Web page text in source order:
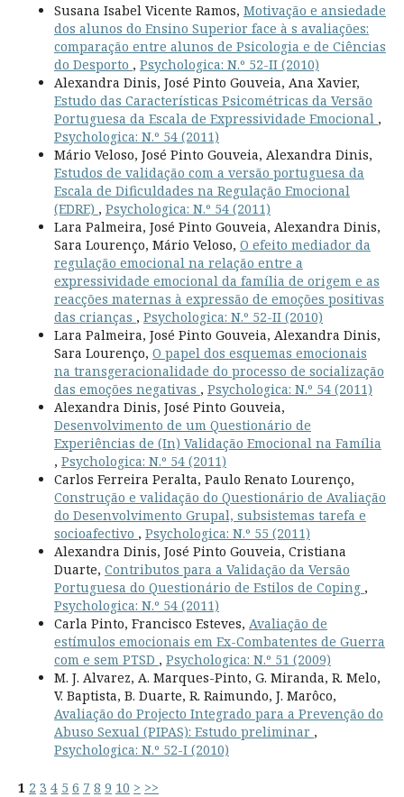
Susana Isabel Vicente Ramos, Motivação e ansiedade
dos alunos do Ensino Superior face à s avaliações:
comparação entre alunos de Psicologia e de Ciências
do Desporto , Psychologica: N.º 52-II (2010)
Alexandra Dinis, José Pinto Gouveia, Ana Xavier,
Estudo das Características Psicométricas da Versão
Portuguesa da Escala de Expressividade Emocional ,
Psychologica: N.º 54 (2011)
Mário Veloso, José Pinto Gouveia, Alexandra Dinis,
Estudos de validação com a versão portuguesa da
Escala de Dificuldades na Regulação Emocional
(EDRE) , Psychologica: N.º 54 (2011)
Lara Palmeira, José Pinto Gouveia, Alexandra Dinis,
Sara Lourenço, Mário Veloso, O efeito mediador da
regulação emocional na relação entre a
expressividade emocional da família de origem e as
reacções maternas à expressão de emoções positivas
das crianças , Psychologica: N.º 52-II (2010)
Lara Palmeira, José Pinto Gouveia, Alexandra Dinis,
Sara Lourenço, O papel dos esquemas emocionais
na transgeracionalidade do processo de socialização
das emoções negativas , Psychologica: N.º 54 (2011)
Alexandra Dinis, José Pinto Gouveia,
Desenvolvimento de um Questionário de
Experiências de (In) Validação Emocional na Família
, Psychologica: N.º 54 (2011)
Carlos Ferreira Peralta, Paulo Renato Lourenço,
Construção e validação do Questionário de Avaliação
do Desenvolvimento Grupal, subsistemas tarefa e
socioafectivo , Psychologica: N.º 55 (2011)
Alexandra Dinis, José Pinto Gouveia, Cristiana
Duarte, Contributos para a Validação da Versão
Portuguesa do Questionário de Estilos de Coping ,
Psychologica: N.º 54 (2011)
Carla Pinto, Francisco Esteves, Avaliação de
estímulos emocionais em Ex-Combatentes de Guerra
com e sem PTSD , Psychologica: N.º 51 (2009)
M. J. Alvarez, A. Marques-Pinto, G. Miranda, R. Melo,
V. Baptista, B. Duarte, R. Raimundo, J. Marôco,
Avaliação do Projecto Integrado para a Prevenção do
Abuso Sexual (PIPAS): Estudo preliminar ,
Psychologica: N.º 52-I (2010)
1 2 3 4 5 6 7 8 9 10 > >>